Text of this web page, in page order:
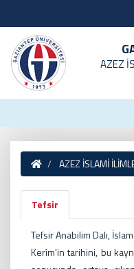
AZEZ
AZEZ İSLAMİ
Tefsir
Tefsir Anabilim Dalı,
Kerîm'in tarihini, bu